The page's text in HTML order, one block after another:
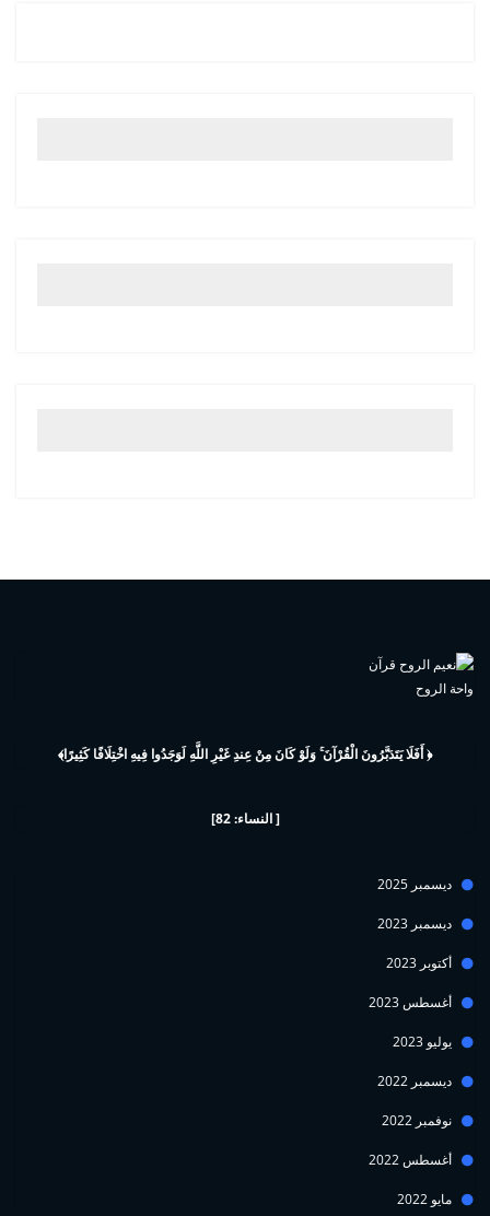
واحة الروح
﴿ أَفَلَا يَتَدَبَّرُونَ الْقُرْآنَ ۚ وَلَوْ كَانَ مِنْ عِندِ غَيْرِ اللَّهِ لَوَجَدُوا فِيهِ اخْتِلَافًا كَثِيرًا﴾
[ النساء: 82]
ديسمبر 2025
ديسمبر 2023
أكتوبر 2023
أغسطس 2023
يوليو 2023
ديسمبر 2022
نوفمبر 2022
أغسطس 2022
مايو 2022